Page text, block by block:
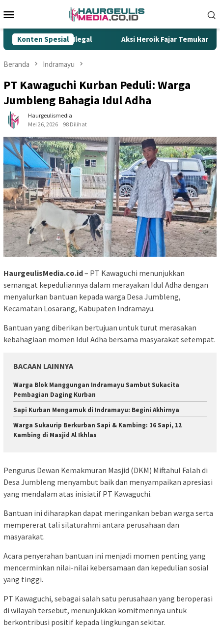
ke
Mobile
Konten Spesial
Rokok Ilegal Aksi Heroik Fajar Temukan Bocah
Beranda Indramayu
PT Kawaguchi Kurban Peduli: Warga
Jumbleng Bahagia Idul Adha
Haurgeulismedia
Mei 26, 2026
98 Dilihat
HaurgeulisMedia.co.id– PT Kawaguchi menunjukkan
semangat kepeduliannya dalam merayakan Idul Adha dengan
menyalurkan bantuan kepada warga Desa Jumbleng,
Kecamatan Losarang, Kabupaten Indramayu.
Bantuan yang diberikan bertujuan untuk turut merasakan
kebahagiaan momen Idul Adha bersama masyarakat setempat.
BACAAN LAINNYA
Warga Blok Manggungan Indramayu Sambut Sukacita
Pembagian Daging Kurban
Sapi Kurban Mengamuk di Indramayu: Begini Akhirnya
Warga Sukaurip Berkurban Sapi & Kambing: 16 Sapi, 12
Kambing di Masjid Al Ikhlas
Pengurus Dewan Kemakmuran Masjid (DKM) Miftahul Falah di
Desa Jumbleng menyambut baik dan menyampaikan apresiasi
yang mendalam atas inisiatif PT Kawaguchi.
Bantuan ini diharapkan dapat meringankan beban warga serta
mempererat tali silaturahmi antara perusahaan dan
masyarakat.
Acara penyerahan bantuan ini menjadi momen penting yang
mencerminkan nilai-nilai kebersamaan dan kepedulian sosial
yang tinggi.
PT Kawaguchi, sebagai salah satu perusahaan yang beroperasi
di wilayah tersebut, menunjukkan komitmennya untuk
berkontribusi positif kepada lingkungan sekitar.